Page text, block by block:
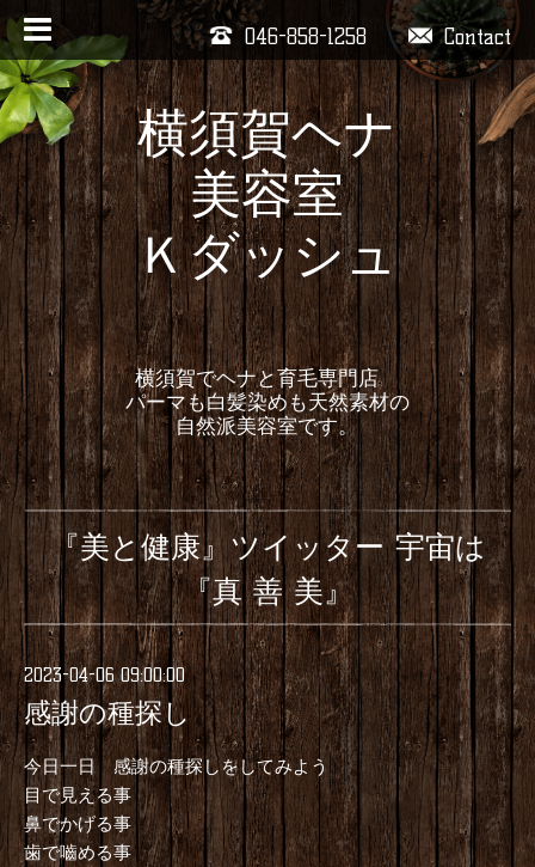
Contact
046-858-1258
横須賀ヘナ
美容室
Ｋダッシュ
横須賀でヘナと育毛専門店
パーマも白髪染めも天然素材の
自然派美容室です。
『美と健康』ツイッター 宇宙は
『真 善 美』
2023-04-06 09:00:00
感謝の種探し
今日一日 感謝の種探しをしてみよう
目で見える事
鼻でかげる事
歯で嚙める事